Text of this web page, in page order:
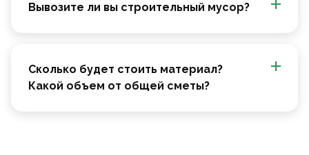
Вывозите ли вы строительный мусор?
Сколько будет стоить материал?
Какой объем от общей сметы?